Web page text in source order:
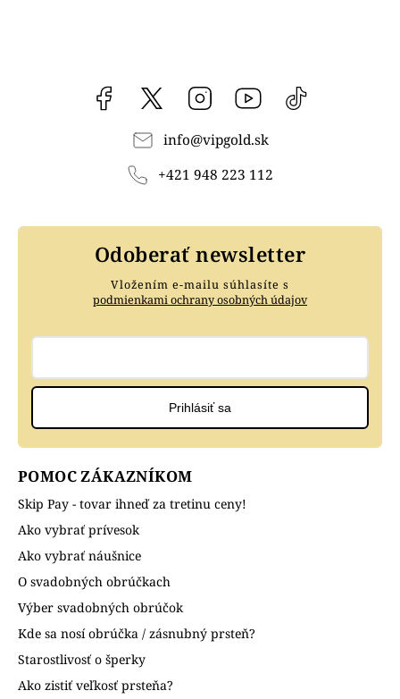
Facebook vipgoldsk Instagram YouTube
info@vipgold.sk
+421 948 223 112
POMOC ZÁKAZNÍKOM
Skip Pay - tovar ihneď za tretinu ceny!
Ako vybrať prívesok
Ako vybrať náušnice
O svadobných obrúčkach
Výber svadobných obrúčok
Kde sa nosí obrúčka / zásnubný prsteň?
Starostlivosť o šperky
Ako zistiť veľkosť prsteňa?
Odoberať newsletter
Vložením e-mailu súhlasíte s
podmienkami ochrany osobných údajov
Prihlásiť sa